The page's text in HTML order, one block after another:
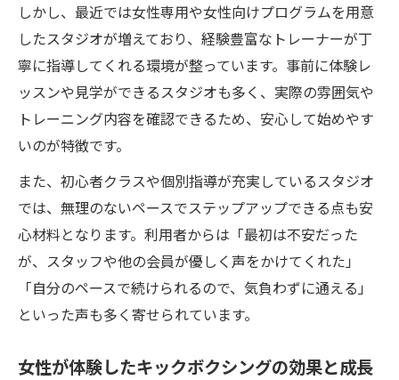
しかし、最近では女性専用や女性向けプログラムを用意
したスタジオが増えており、経験豊富なトレーナーが丁
寧に指導してくれる環境が整っています。事前に体験レ
ッスンや見学ができるスタジオも多く、実際の雰囲気や
トレーニング内容を確認できるため、安心して始めやす
いのが特徴です。
また、初心者クラスや個別指導が充実しているスタジオ
では、無理のないペースでステップアップできる点も安
心材料となります。利用者からは「最初は不安だった
が、スタッフや他の会員が優しく声をかけてくれた」
「自分のペースで続けられるので、気負わずに通える」
といった声も多く寄せられています。
女性が体験したキックボクシングの効果と成長